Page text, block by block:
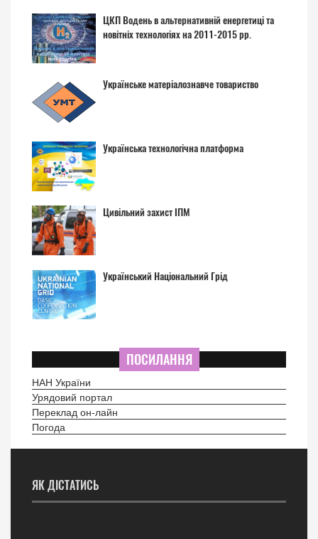
ЦКП Водень в альтернативній енергетиці та
новітніх технологіях на 2011-2015 рр.
Українське матеріалознавче товариство
Українська технологічна платформа
Цивільний захист ІПМ
Український Національний Грід
ПОСИЛАННЯ
НАН України
Урядовий портал
Переклад он-лайн
Погода
ЯК ДІСТАТИСЬ